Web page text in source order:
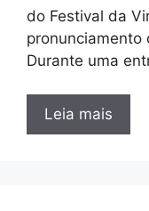
do Festival da
pronunciamento
Durante uma
Leia mais